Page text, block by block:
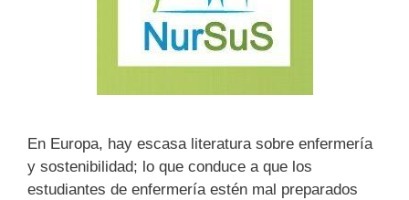
En Europa, hay escasa literatura sobre enfermería
y sostenibilidad; lo que conduce a que los
estudiantes de enfermería estén mal preparados